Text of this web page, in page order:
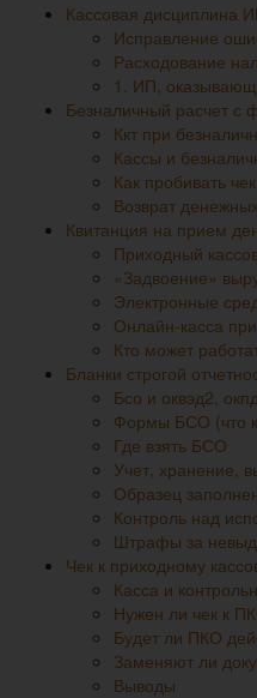
Кассовая дисциплина
Исправление
Расходование
1. ИП,
Безналичный расчет с
Ккт при
Кассы и
Как пробивать
Возврат
Квитанция на прием
Приходный
«Задвоение»
Электронные
Онлайн-касса
Кто может
Бланки строгой
Бсо и оквэд2,
Формы БСО (что
Где взять БСО
Учет, хранение,
Образец
Контроль над
Штрафы за
Чек к приходному
Касса и
Нужен ли чек к
Будет ли ПКО
Заменяют ли
Выводы